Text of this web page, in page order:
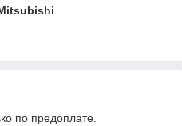
по предоплате.